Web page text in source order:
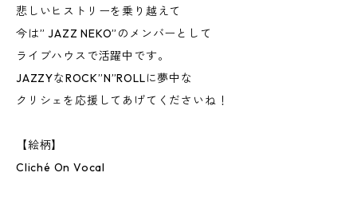
悲しいヒストリーを乗り越えて
今は” JAZZ NEKO”のメンバーとして
ライブハウスで活躍中です。
JAZZYなROCK”N”ROLLに夢中な
クリシェを応援してあげてくださいね！
【絵柄】
Cliché On Vocal